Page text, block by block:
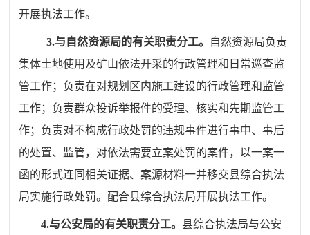
开展执法工作。
3.与自然资源局的有关职责分工。
自然资源局负责
集体土地使用及矿山依法开采的行政管理和日常巡查监
管工作；负责在对规划区内施工建设的行政管理和监管
工作； 负责群众投诉举报件的受理、核实和先期监管工
作；负责对不构成行政处罚的违规事件进行事中、事后
的处置、监管，对依法需要立案处罚的案件，以一案一
函的形式连同相关证据、案源材料一并移交县综合执法
局实施行政处罚。配合县综合执法局开展执法工作。
4.与公安局的有关职责分工。 县综合执法局与公安